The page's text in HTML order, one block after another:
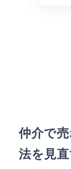
仲介で
法を見